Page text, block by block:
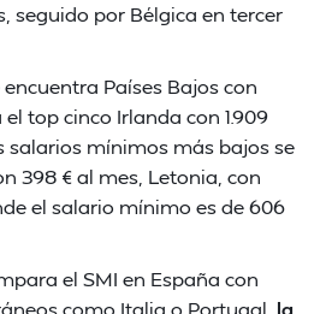
seguido por Bélgica en tercer
Países Bajos con
el top cinco Irlanda con 1.909
salarios mínimos más bajos se
398 € al mes, Letonia, con
el salario mínimo es de 606
el SMI en España con
como Italia o Portugal, la